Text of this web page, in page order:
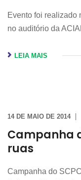
Evento foi realizado
no auditório da
LEIA MAIS
14 DE MAIO DE 2014
Campanha
ruas
Campanha do